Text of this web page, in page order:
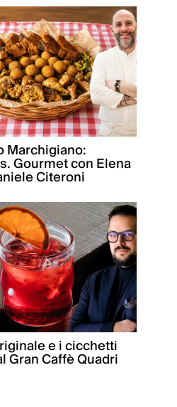
Marchigiano:
Gourmet con Elena
Citeroni
e i cicchetti
Gran Caffè Quadri